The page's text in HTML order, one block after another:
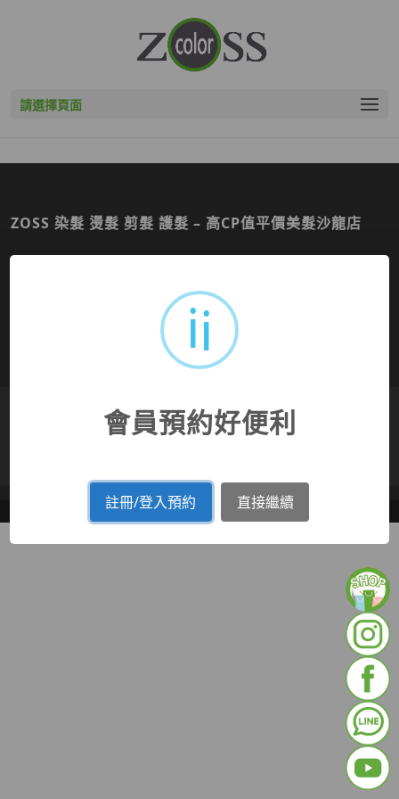
請選擇頁面
ZOSS 染髮 燙髮 剪髮 護髮 – 高CP值平價美髮沙龍店
高雄市染燙髮推薦 台中市染燙髮推薦
桃園市染燙髮推薦
基隆市染燙髮推薦
新北市染燙髮推薦
台北市染燙髮推薦
i
會員預約好便利
註冊/登入預約 直接繼續